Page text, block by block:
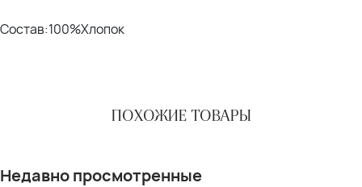
Состав:100%Хлопок
ПОХОЖИЕ ТОВАРЫ
Недавно просмотренные